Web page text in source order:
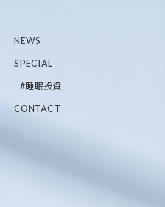
NEWS
SPECIAL
#睡眠投資
CONTACT